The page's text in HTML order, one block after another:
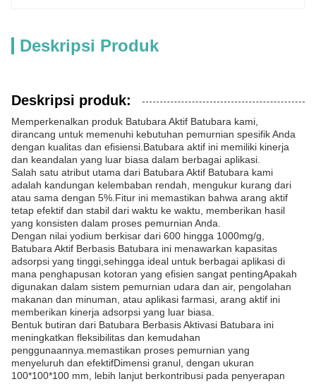
Deskripsi Produk
Deskripsi produk:
Memperkenalkan produk Batubara Aktif Batubara kami,
dirancang untuk memenuhi kebutuhan pemurnian spesifik Anda
dengan kualitas dan efisiensi.Batubara aktif ini memiliki kinerja
dan keandalan yang luar biasa dalam berbagai aplikasi.
Salah satu atribut utama dari Batubara Aktif Batubara kami
adalah kandungan kelembaban rendah, mengukur kurang dari
atau sama dengan 5%.Fitur ini memastikan bahwa arang aktif
tetap efektif dan stabil dari waktu ke waktu, memberikan hasil
yang konsisten dalam proses pemurnian Anda.
Dengan nilai yodium berkisar dari 600 hingga 1000mg/g,
Batubara Aktif Berbasis Batubara ini menawarkan kapasitas
adsorpsi yang tinggi,sehingga ideal untuk berbagai aplikasi di
mana penghapusan kotoran yang efisien sangat pentingApakah
digunakan dalam sistem pemurnian udara dan air, pengolahan
makanan dan minuman, atau aplikasi farmasi, arang aktif ini
memberikan kinerja adsorpsi yang luar biasa.
Bentuk butiran dari Batubara Berbasis Aktivasi Batubara ini
meningkatkan fleksibilitas dan kemudahan
penggunaannya.memastikan proses pemurnian yang
menyeluruh dan efektifDimensi granul, dengan ukuran
100*100*100 mm, lebih lanjut berkontribusi pada penyerapan